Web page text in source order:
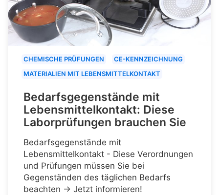
CHEMISCHE PRÜFUNGEN
CE-KENNZEICHNUNG
MATERIALIEN MIT LEBENSMITTELKONTAKT
Bedarfsgegenstände mit
Lebensmittelkontakt: Diese
Laborprüfungen brauchen Sie
Bedarfsgegenstände mit
Lebensmittelkontakt - Diese Verordnungen
und Prüfungen müssen Sie bei
Gegenständen des täglichen Bedarfs
beachten → Jetzt informieren!